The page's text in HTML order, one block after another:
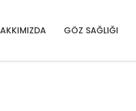
GÖZ SAĞLIĞI